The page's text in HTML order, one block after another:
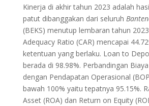
Kinerja di akhir tahun 2023 adalah
patut dibanggakan dari seluruh
(BEKS) menutup lembaran tahun
Adequacy Ratio (CAR) mencapai
ketentuan yang berlaku. Loan to
berada di 98.98%. Perbandingan
dengan Pendapatan Operasional
bawah 100% yaitu tepatnya 95.15%.
Asset (ROA) dan Return on Equity